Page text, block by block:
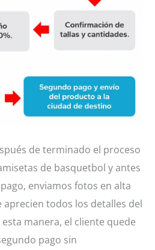
de terminado el proceso
de basquetbol y antes
enviamos fotos en alta
todos los detalles del
manera, el cliente quede
pago sin